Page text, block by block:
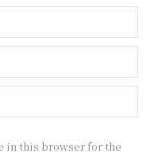
in this browser for the